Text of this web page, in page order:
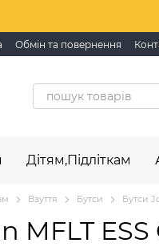
Обмін та повернення
Дітям,Підліткам
Взуття Бутси Бутси
MFLT